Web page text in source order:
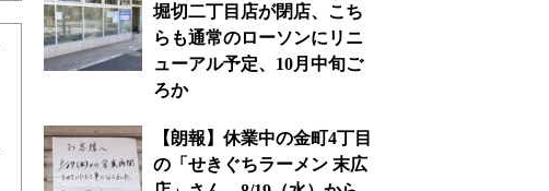
堀切二丁目店が閉店、こち
らも通常のローソンにリニ
ューアル予定、10月中旬ご
ろか
【朗報】休業中の金町4丁目
の「せきぐちラーメン 末広